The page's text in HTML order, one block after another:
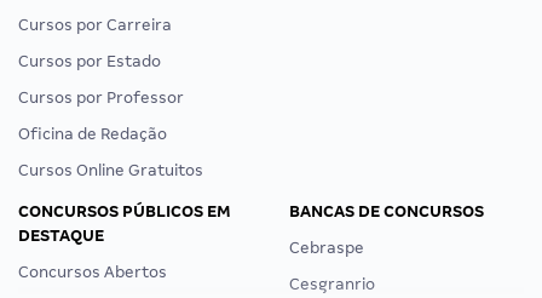
Cursos por Carreira
Cursos por Estado
Cursos por Professor
Oficina de Redação
Cursos Online Gratuitos
CONCURSOS PÚBLICOS EM
DESTAQUE
Concursos Abertos
BANCAS DE CONCURSOS
Cebraspe
Cesgranrio